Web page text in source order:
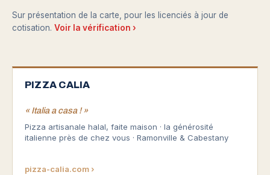
Sur présentation de la carte, pour les licenciés à jour de
cotisation. Voir la vérification ›
PIZZA CALIA
« Italia a casa ! »
Pizza artisanale halal, faite maison · la générosité
italienne près de chez vous · Ramonville & Cabestany
pizza-calia.com ›